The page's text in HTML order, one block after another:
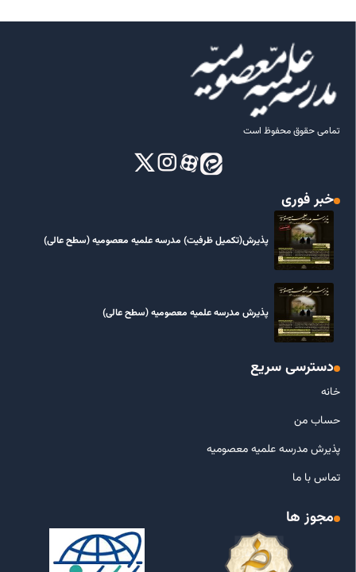
تمامی حقوق محفوظ است
خبر فوری
پذیرش(تکمیل ظرفیت) مدرسه علمیه معصومیه‌ (سطح عالی)
پذیرش مدرسه علمیه معصومیه‌ (سطح عالی)
دسترسی سریع
خانه
حساب من
پذیرش مدرسه علمیه معصومیه
تماس با ما
مجوز ها